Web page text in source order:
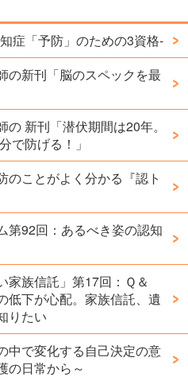
症「予防」のための3資格-
の新刊「脳のスペックを最
新刊「潜伏期間は20年。
で防げる！」
のことがよく分かる『認ト
第92回：あるべき姿の認知
家族信託」第17回：Ｑ＆
下が心配。家族信託、遺
りたい
中で変化する自己決定の意
の日常から～